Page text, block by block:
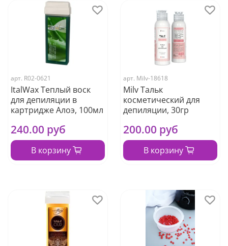
арт. R02-0621
ItalWax Теплый воск
для депиляции в
картридже Алоэ, 100мл
240.00 руб
В корзину
арт. Milv-18618
Milv Тальк
косметический для
депиляции, 30гр
200.00 руб
В корзину